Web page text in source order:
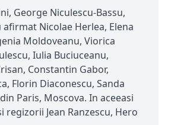
George Niculescu-Bassu,
Nicolae Herlea, Elena
Moldoveanu, Viorica
Iulia Buciuceanu,
Constantin Gabor,
Florin Diaconescu, Sanda
Paris, Moscova. In aceeasi
Jean Ranzescu, Hero